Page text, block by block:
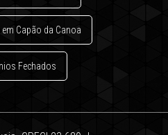
em Capão da Canoa
Fechados